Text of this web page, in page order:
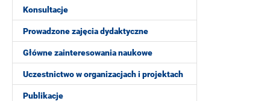
Konsultacje
Prowadzone zajęcia dydaktyczne
Główne zainteresowania naukowe
Uczestnictwo w organizacjach i projektach
Publikacje